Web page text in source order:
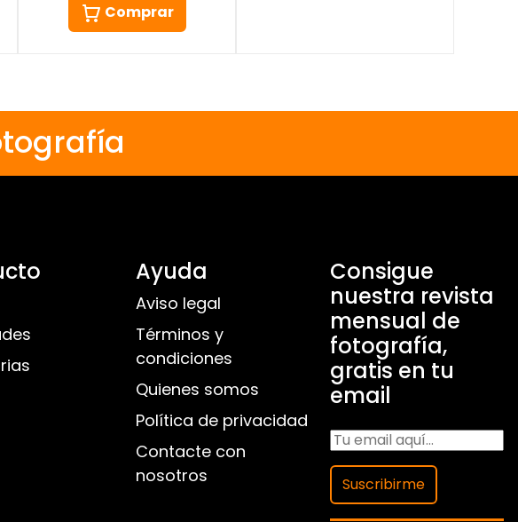
Comprar
Ayuda
Aviso legal
Términos y
condiciones
Quienes somos
Política de privacidad
Contacte con
nosotros
Consigue
nuestra revista
mensual de
fotografía,
gratis en tu
email
Suscribirme